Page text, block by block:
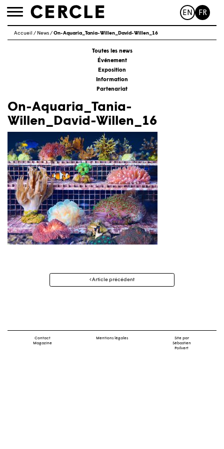
Toggle
EN FR
Accueil / News/On-Aquaria_Tania-Willen_David-Willen_16
Toutes les news
Événement
Exposition
Information
Partenariat
On-Aquaria_Tania-
Willen_David-Willen_16
Navigation
Article précédent
Contact
Magazine
Mentions légales
Site par
Sébastien
Poilvert